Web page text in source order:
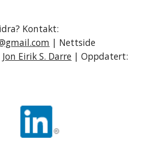
Kontakt:
| Nettside
Jon Eirik S. Darre | Oppdatert: